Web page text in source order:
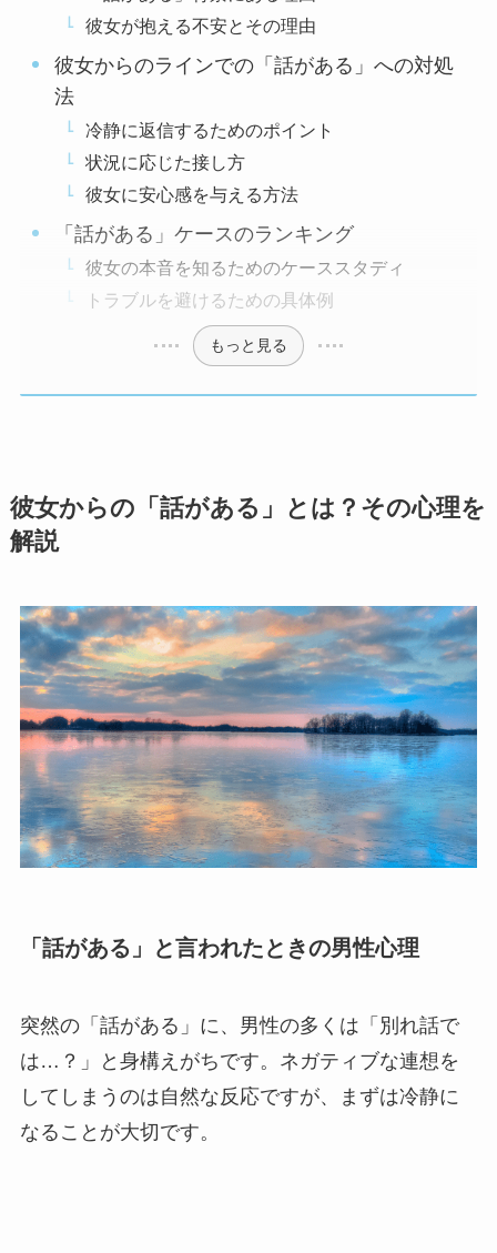
彼女が抱える不安とその理由
彼女からのラインでの「話がある」への対処
法
冷静に返信するためのポイント
状況に応じた接し方
彼女に安心感を与える方法
「話がある」ケースのランキング
彼女の本音を知るためのケーススタディ
トラブルを避けるための具体例
もっと見る
彼女からの「話がある」とは？その心理を
解説
「話がある」と言われたときの男性心理
突然の「話がある」に、男性の多くは「別れ話で
は…？」と身構えがちです。ネガティブな連想を
してしまうのは自然な反応ですが、まずは冷静に
なることが大切です。